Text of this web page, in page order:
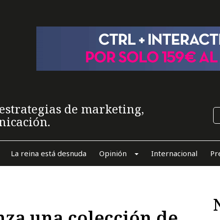
de marketing,
La reina está desnuda Opinión Internacional